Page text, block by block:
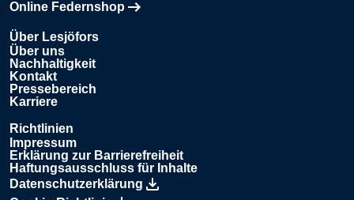
Online Federnshop
Öffnet in einem neuen Tab
Über Lesjöfors
Über uns
Nachhaltigkeit
Kontakt
Pressebereich
Karriere
Richtlinien
Impressum
Erklärung zur Barrierefreiheit
Haftungsausschluss für Inhalte
Datenschutzerklärung